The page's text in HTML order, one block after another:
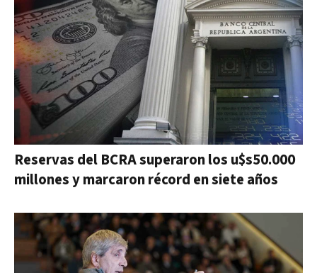
Reservas del BCRA superaron los u$s50.000
millones y marcaron récord en siete años